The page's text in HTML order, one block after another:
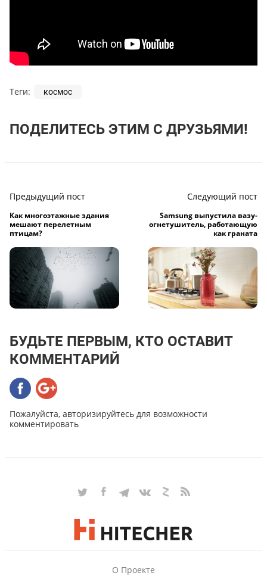
Теги: космос
ПОДЕЛИТЕСЬ ЭТИМ С ДРУЗЬЯМИ!
Предыдущий пост
Как многоэтажные здания
мешают перелетным
птицам?
Следующий пост
Samsung выпустила вазу-
огнетушитель, работающую
как граната
БУДЬТЕ ПЕРВЫМ, КТО ОСТАВИТ
КОММЕНТАРИЙ
Пожалуйста, авторизируйтесь для возможности
комментировать
О Проекте